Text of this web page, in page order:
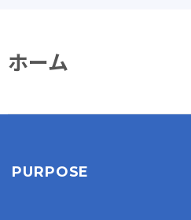
ホーム
PURPOSE